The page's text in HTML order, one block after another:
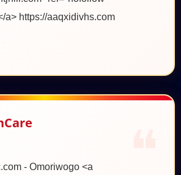
a> https://aaqxidivhs.com
- Omoriwogo <a